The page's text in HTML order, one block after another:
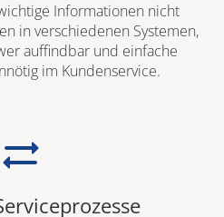
Informationen nicht
in verschiedenen Systemen,
auffindbar und einfache
im Kundenservice.
sync_alt